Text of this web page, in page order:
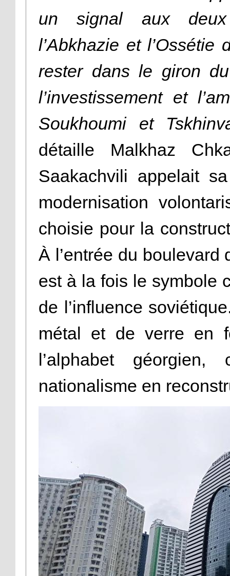
un signal aux deux
l’Abkhazie et
rester dans le giron
l’investissement et
Soukhoumi et
détaille Malkhaz
Saakachvili appelait
modernisation
choisie pour la
À l’entrée du boulevard
est à la fois le symbole
de l’influence
métal et de verre en
l’alphabet
nationalisme en